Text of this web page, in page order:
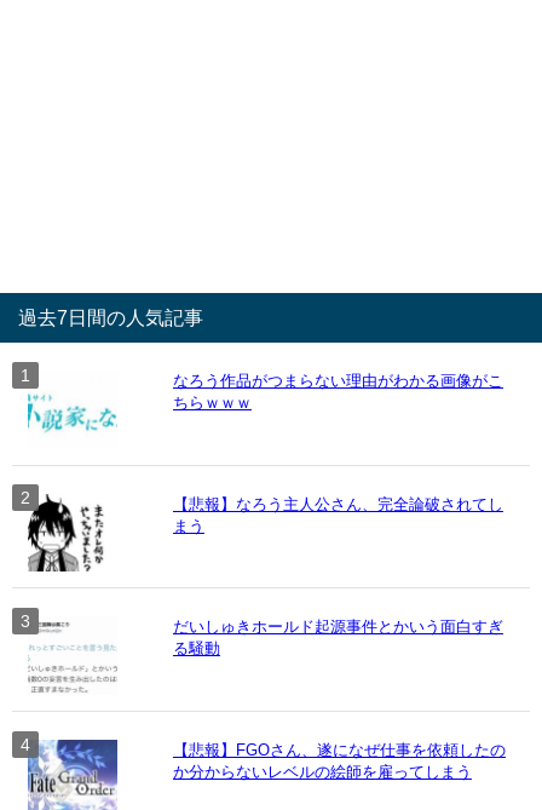
過去7日間の人気記事
なろう作品がつまらない理由がわかる画像がこ
ちらｗｗｗ
【悲報】なろう主人公さん、完全論破されてし
まう
だいしゅきホールド起源事件とかいう面白すぎ
る騒動
【悲報】FGOさん、遂になぜ仕事を依頼したの
か分からないレベルの絵師を雇ってしまう